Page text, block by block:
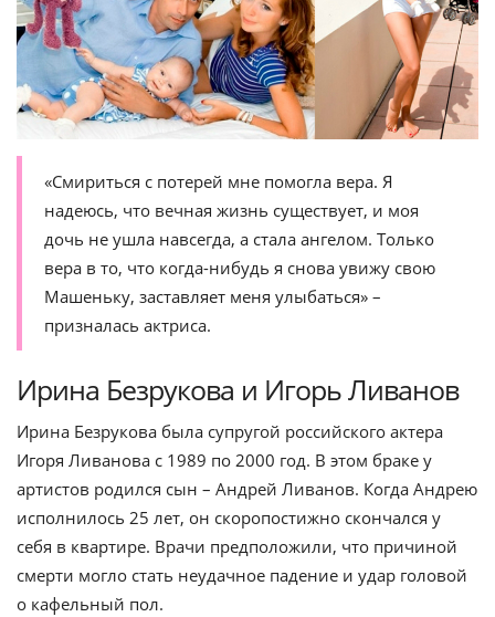
«Смириться с потерей мне помогла вера. Я
надеюсь, что вечная жизнь существует, и моя
дочь не ушла навсегда, а стала ангелом. Только
вера в то, что когда-нибудь я снова увижу свою
Машеньку, заставляет меня улыбаться» –
призналась актриса.
Ирина Безрукова и Игорь Ливанов
Ирина Безрукова была супругой российского актера
Игоря Ливанова с 1989 по 2000 год. В этом браке у
артистов родился сын – Андрей Ливанов. Когда Андрею
исполнилось 25 лет, он скоропостижно скончался у
себя в квартире. Врачи предположили, что причиной
смерти могло стать неудачное падение и удар головой
о кафельный пол.